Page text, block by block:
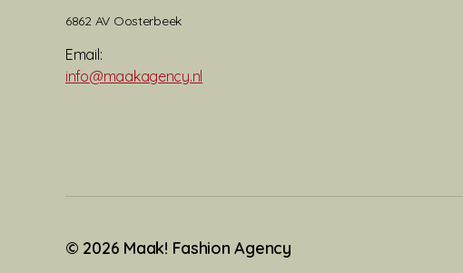
6862 AV Oosterbeek
Email:
info@maakagency.nl
© 2026 Maak! Fashion Agency